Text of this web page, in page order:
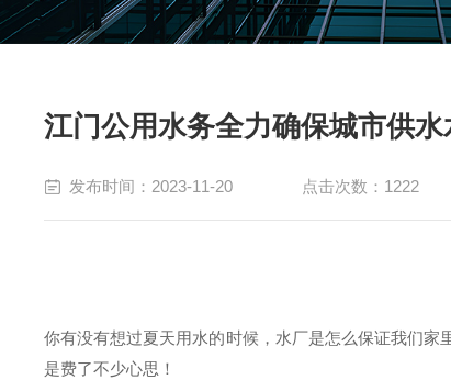
江门公用水务全力确保城市供
发布时间：2023-11-20 点击次数：1222
你有没有想过夏天用水的时候，水厂是怎么保证我们
是费了不少心思！